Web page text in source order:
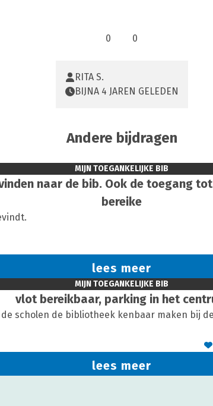
0 0
RITA S.
BIJNA 4 JAREN GELEDEN
Andere bijdragen
MIJN TOEGANKELIJKE BIB
naar de bib. Ook de toegang
bereike
lees meer
MIJN TOEGANKELIJKE BIB
vlot bereikbaar, parking in het
scholen de bibliotheek kenbaar maken bij
lees meer